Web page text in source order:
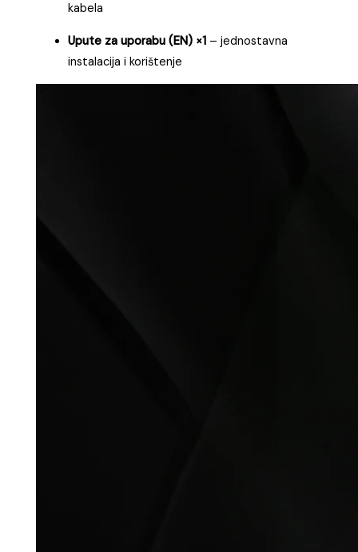
kabela
Upute za uporabu (EN) ×1 – jednostavna
instalacija i korištenje